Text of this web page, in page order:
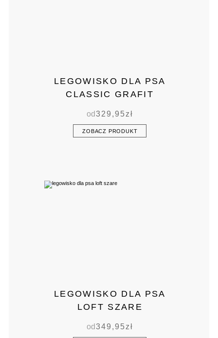
LEGOWISKO DLA PSA
CLASSIC GRAFIT
od329,95zł
ZOBACZ PRODUKT
LEGOWISKO DLA PSA
LOFT SZARE
od349,95zł